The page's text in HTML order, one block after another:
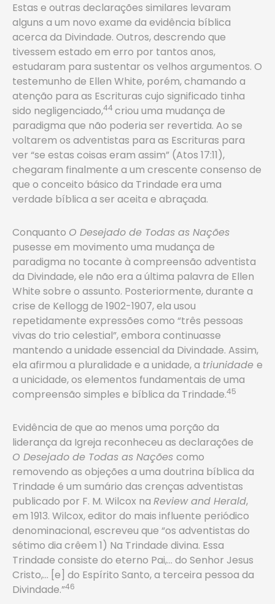
Estas e outras declarações similares levaram
alguns a um novo exame da evidência bíblica
acerca da Divindade. Outros, descrendo que
tivessem estado em erro por tantos anos,
estudaram para sustentar os velhos argumentos. O
testemunho de Ellen White, porém, chamando a
atenção para as Escrituras cujo significado tinha
sido negligenciado,44 criou uma mudança de
paradigma que não poderia ser revertida. Ao se
voltarem os adventistas para as Escrituras para
ver “se estas coisas eram assim” (Atos 17:11),
chegaram finalmente a um crescente consenso de
que o conceito básico da Trindade era uma
verdade bíblica a ser aceita e abraçada.
Conquanto O Desejado de Todas as Nações
pusesse em movimento uma mudança de
paradigma no tocante à compreensão adventista
da Divindade, ele não era a última palavra de Ellen
White sobre o assunto. Posteriormente, durante a
crise de Kellogg de 1902-1907, ela usou
repetidamente expressões como “três pessoas
vivas do trio celestial”, embora continuasse
mantendo a unidade essencial da Divindade. Assim,
ela afirmou a pluralidade e a unidade, a triunidade e
a unicidade, os elementos fundamentais de uma
compreensão simples e bíblica da Trindade.45
Evidência de que ao menos uma porção da
liderança da Igreja reconheceu as declarações de
O Desejado de Todas as Nações como
removendo as objeções a uma doutrina bíblica da
Trindade é um sumário das crenças adventistas
publicado por F. M. Wilcox na Review and Herald,
em 1913. Wilcox, editor do mais influente periódico
denominacional, escreveu que “os adventistas do
sétimo dia crêem 1) Na Trindade divina. Essa
Trindade consiste do eterno Pai,… do Senhor Jesus
Cristo,… [e] do Espírito Santo, a terceira pessoa da
Divindade.”46